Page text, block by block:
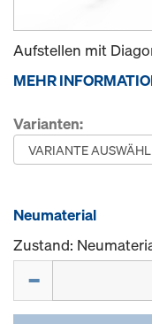
Aufstellen mit
MEHR
Varianten:
Neumaterial
Zustand: